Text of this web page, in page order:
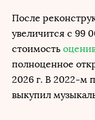
После
увеличится с 99
стоимость
полноценное
2026 г. В 2022-м
выкупил